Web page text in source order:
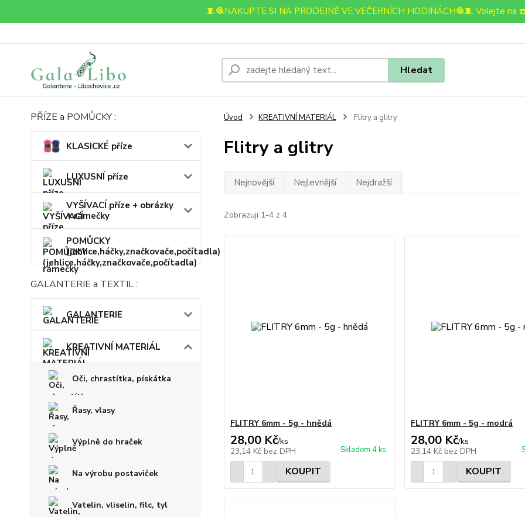
🧵🧶NAKUPTE SI NA PRODEJNĚ VE VEČERNÍCH HODINÁCH🧶🧵 Volejte na
Hledat
PŘÍZE a POMŮCKY :
KLASICKÉ příze
LUXUSNÍ příze
VYŠÍVACÍ příze + obrázky
+ rámečky
POMŮCKY
(jehlice,háčky,značkovače,počítadla)
GALANTERIE a TEXTIL :
GALANTERIE
KREATIVNÍ MATERIÁL
Oči, chrastítka, pískátka
Řasy, vlasy
Výplně do hraček
Na výrobu postaviček
Vatelin, vliselin, filc, tyl
Úvod KREATIVNÍ MATERIÁL Flitry a glitry
Flitry a glitry
Nejnovější Nejlevnější Nejdražší
Zobrazuji 1-4 z 4
FLITRY 6mm - 5g - hnědá
28,00 Kč/ks
23,14 Kč bez DPH Skladem 4 ks
KOUPIT
FLITRY 6mm - 5g - modrá
28,00 Kč/ks
23,14 Kč bez DPH
KOUPIT